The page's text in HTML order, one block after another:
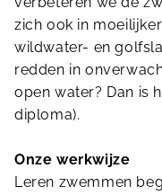
zich ook in
wildwater- en
redden in
open water? Dan is
diploma).
Onze werkwijze
Leren zwemmen